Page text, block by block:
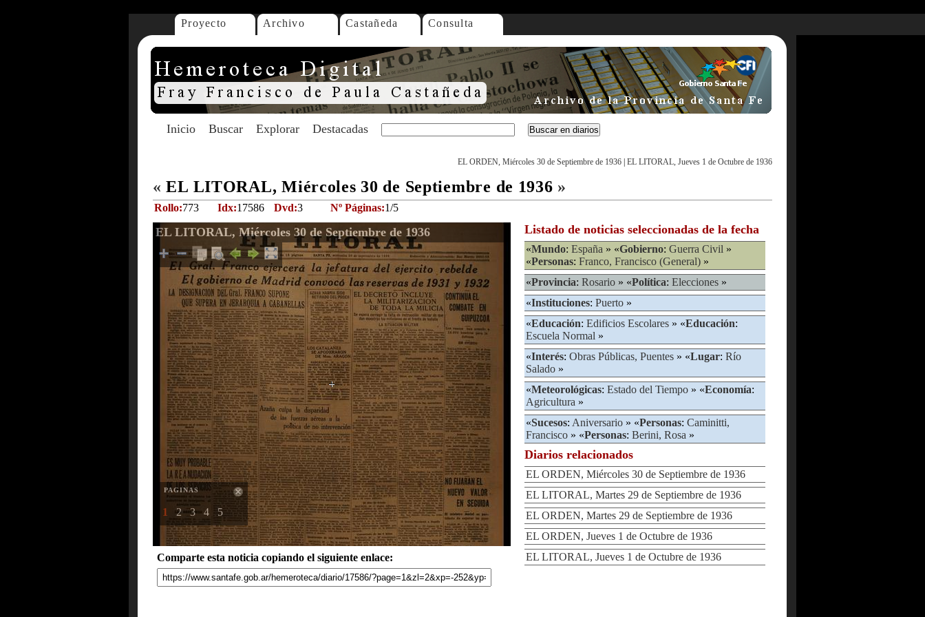
Proyecto Archivo Castañeda Consulta
Inicio Buscar Explorar Destacadas
EL ORDEN, Miércoles 30 de Septiembre de 1936 EL LITORAL, Jueves 1 de Octubre de 1936
« EL LITORAL, Miércoles 30 de Septiembre de 1936 »
Rollo:773 Idx:17586 Dvd:3 Nº Páginas:1/5
EL LITORAL, Miércoles 30 de Septiembre de 1936
PAGINAS
1 2 3 4 5
Comparte esta noticia copiando el siguiente enlace:
Listado de noticias seleccionadas de la fecha
«Mundo: España » «Gobierno: Guerra Civil »
«Personas: Franco, Francisco (General) »
«Provincia: Rosario » «Política: Elecciones »
«Instituciones: Puerto »
«Educación: Edificios Escolares » «Educación:
Escuela Normal »
«Interés: Obras Públicas, Puentes » «Lugar: Río
Salado »
«Meteorológicas: Estado del Tiempo » «Economía:
Agricultura »
«Sucesos: Aniversario » «Personas: Caminitti,
Francisco » «Personas: Berini, Rosa »
Diarios relacionados
EL ORDEN, Miércoles 30 de Septiembre de 1936
EL LITORAL, Martes 29 de Septiembre de 1936
EL ORDEN, Martes 29 de Septiembre de 1936
EL ORDEN, Jueves 1 de Octubre de 1936
EL LITORAL, Jueves 1 de Octubre de 1936